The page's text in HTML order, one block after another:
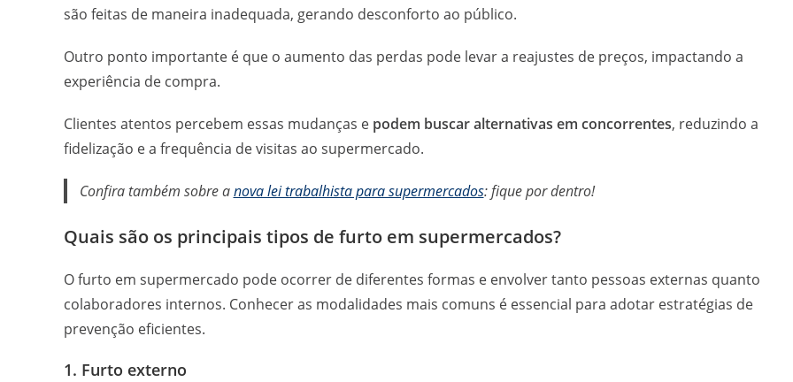
são feitas de maneira inadequada, gerando desconforto ao público.
Outro ponto importante é que o aumento das perdas pode levar a reajustes de preços, impactando a
experiência de compra.
Clientes atentos percebem essas mudanças e podem buscar alternativas em concorrentes, reduzindo a
fidelização e a frequência de visitas ao supermercado.
Confira também sobre anova lei trabalhista para supermercados: fique por dentro!
Quais são os principais tipos de furto em supermercados?
O furto em supermercado pode ocorrer de diferentes formas e envolver tanto pessoas externas quanto
colaboradores internos. Conhecer as modalidades mais comuns é essencial para adotar estratégias de
prevenção eficientes.
1. Furto externo